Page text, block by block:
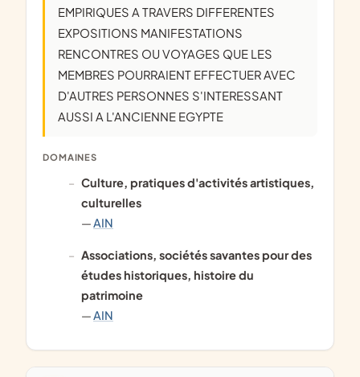
EMPIRIQUES A TRAVERS DIFFERENTES
EXPOSITIONS MANIFESTATIONS
RENCONTRES OU VOYAGES QUE LES
MEMBRES POURRAIENT EFFECTUER AVEC
D'AUTRES PERSONNES S'INTERESSANT
AUSSI A L'ANCIENNE EGYPTE
DOMAINES
culture, pratiques d'activités artistiques,
culturelles
—AIN
associations, sociétés savantes pour des
études historiques, histoire du
patrimoine
—AIN